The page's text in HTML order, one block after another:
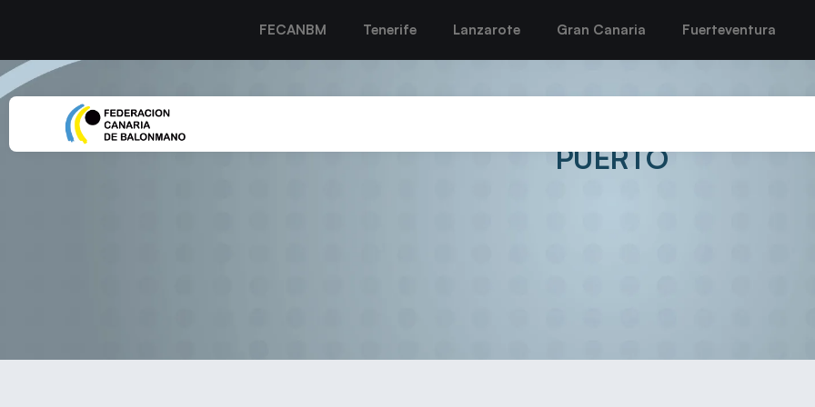
FECANBM Tenerife Lanzarote Gran Canaria Fuerteventura
EL SAN JOSÉ OBRERO SUMA UNA IMPORTANTE
PUERTO